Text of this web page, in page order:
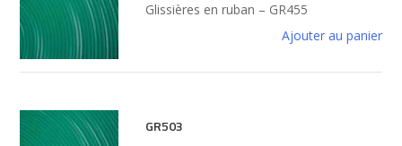
Glissières en ruban – GR455
Ajouter au panier
GR503